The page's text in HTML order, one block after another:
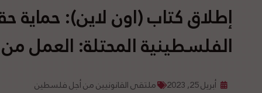
إطلاق كتاب (اون لاين): حماية
الفلسطينية المحتلة: العمل
أبريل 25, 2023 ملتقى القانونيين من أجل فلسطين